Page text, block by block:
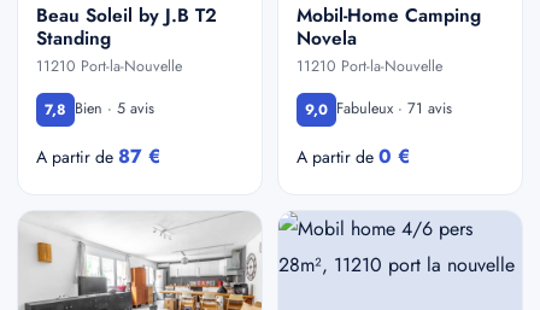
Beau Soleil by J.B T2
Standing
11210 Port-la-Nouvelle
7,8 Bien · 5 avis
A partir de 87 €
Mobil-Home Camping
Novela
11210 Port-la-Nouvelle
9,0 Fabuleux · 71 avis
A partir de 0 €